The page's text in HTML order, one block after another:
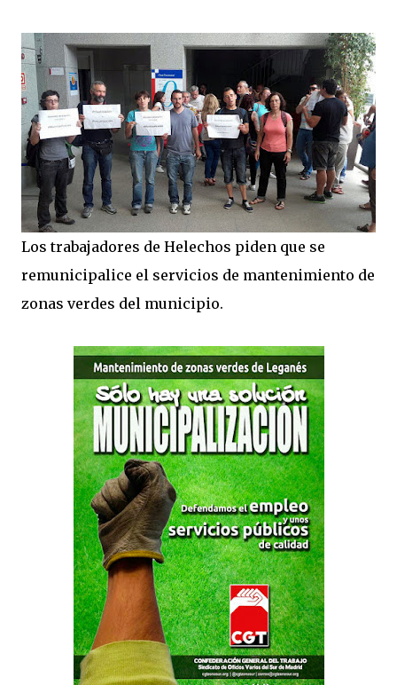
Los trabajadores de Helechos piden que se
remunicipalice el servicios de mantenimiento de
zonas verdes del municipio.